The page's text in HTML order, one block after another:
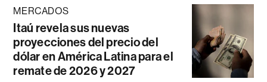
MERCADOS
Itaú revela sus nuevas
proyecciones del precio del
dólar en América Latina para el
remate de 2026 y 2027